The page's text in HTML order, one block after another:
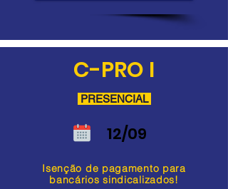
C-PRO I
PRESENCIAL
12/09
Isenção de pagamento para
bancários sindicalizados!